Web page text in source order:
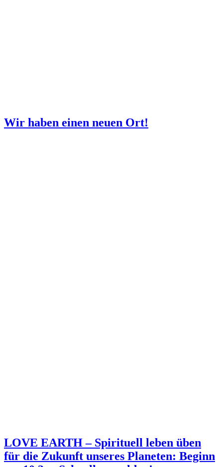
Wir haben einen neuen Ort!
LOVE EARTH – Spirituell leben üben
für die Zukunft unseres Planeten: Beginn